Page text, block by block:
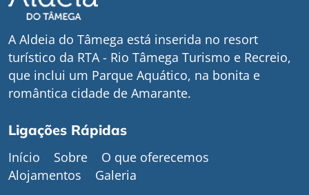
A Aldeia do Tâmega está inserida no resort
turístico da RTA - Rio Tâmega Turismo e Recreio,
que inclui um Parque Aquático, na bonita e
romântica cidade de Amarante.
Ligações Rápidas
Início Sobre
O que oferecemos
Alojamentos
Galeria